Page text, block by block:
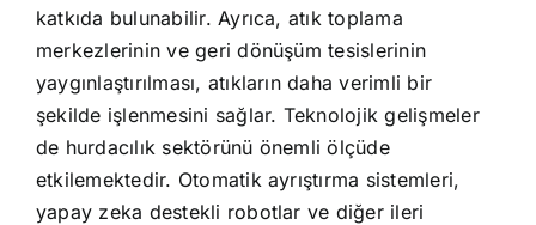
katkıda bulunabilir. Ayrıca, atık toplama
merkezlerinin ve geri dönüşüm tesislerinin
yaygınlaştırılması, atıkların daha verimli bir
şekilde işlenmesini sağlar. Teknolojik gelişmeler
de hurdacılık sektörünü önemli ölçüde
etkilemektedir. Otomatik ayrıştırma sistemleri,
yapay zeka destekli robotlar ve diğer ileri